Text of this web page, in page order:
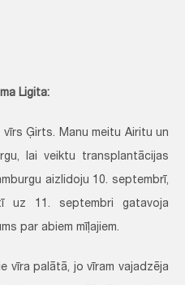
Ligita:
Ģirts. Manu meitu Airitu un
lai veiktu transplantācijas
aizlidoju 10. septembrī,
uz 11. septembri gatavoja
par abiem mīļajiem.
vīra palātā, jo vīram vajadzēja